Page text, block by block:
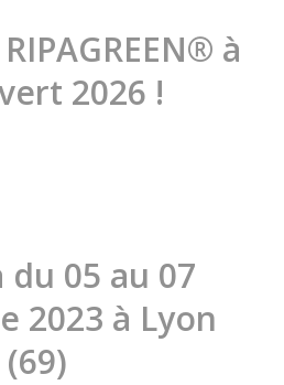
à
2026 !
du 05 au 07
2023 à Lyon
(69)